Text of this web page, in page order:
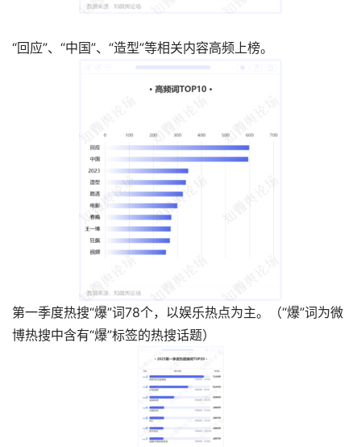
“回应”、“中国”、“造型”等相关内容高频上榜。
第一季度热搜“爆”词78个，以娱乐热点为主。（“爆”词为微
博热搜中含有“爆”标签的热搜话题）